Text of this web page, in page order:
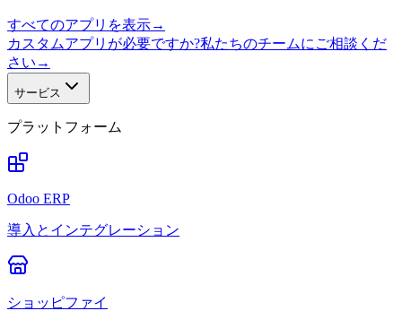
すべてのアプリを表示→
カスタムアプリが必要ですか?私たちのチームにご相談くだ
さい →
サービス
プラットフォーム
Odoo ERP
導入とインテグレーション
ショッピファイ